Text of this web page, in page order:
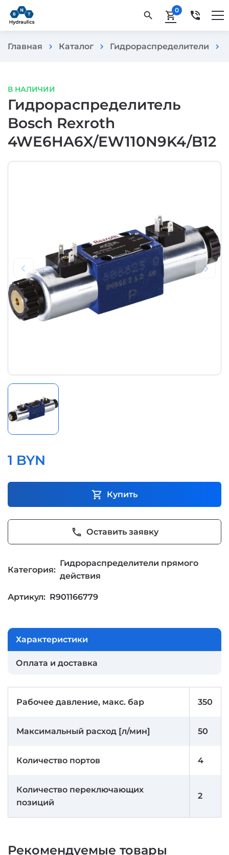
search shopping_cart0 phone_in_talk
Главная chevron_right Каталог chevron_right Гидрораспределители chevron_right
В НАЛИЧИИ
Гидрораспределитель
Bosch Rexroth
4WE6HA6X/EW110N9K4/B12
1 BYN
shopping_cart Купить
phone Оставить заявку
Категория:
Гидрораспределители прямого
действия
Артикул: R901166779
Характеристики
Оплата и доставка
Рабочее давление, макс. бар 350
Максимальный расход [л/мин] 50
Количество портов 4
Количество переключающих
позиций
2
Рекомендуемые товары